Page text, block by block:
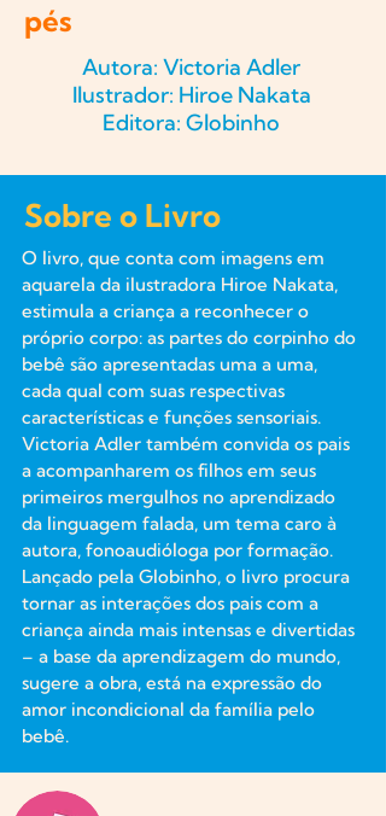
pés
Autora: Victoria Adler
Ilustrador: Hiroe Nakata
Editora: Globinho
Sobre o Livro
O livro, que conta com imagens em
aquarela da ilustradora Hiroe Nakata,
estimula a criança a reconhecer o
próprio corpo: as partes do corpinho do
bebê são apresentadas uma a uma,
cada qual com suas respectivas
características e funções sensoriais.
Victoria Adler também convida os pais
a acompanharem os filhos em seus
primeiros mergulhos no aprendizado
da linguagem falada, um tema caro à
autora, fonoaudióloga por formação.
Lançado pela Globinho, o livro procura
tornar as interações dos pais com a
criança ainda mais intensas e divertidas
– a base da aprendizagem do mundo,
sugere a obra, está na expressão do
amor incondicional da família pelo
bebê.